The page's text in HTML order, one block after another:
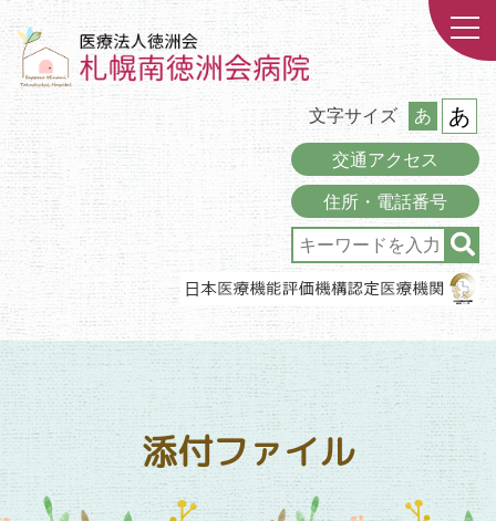
文字サイズ あ あ
交通アクセス
住所・電話番号
添付ファイル